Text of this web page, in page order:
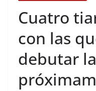
​Cuatro
con las
debutar